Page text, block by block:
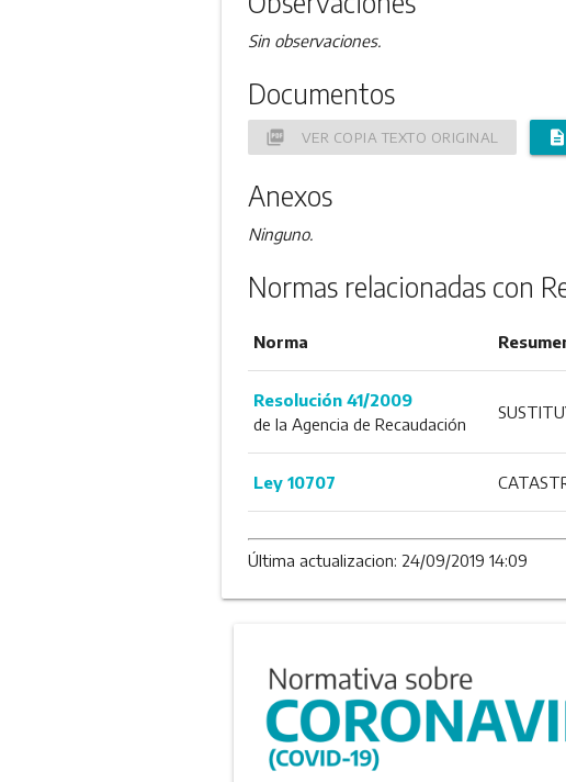
Sin observaciones.
Documentos
picture_as_pdf VER COPIA TEXTO ORIGINAL description
Anexos
Ninguno.
Normas relacionadas con
Norma
Resolución 41/2009
de la Agencia de Recaudación
Ley 10707
Última actualizacion: 24/09/2019 14:09